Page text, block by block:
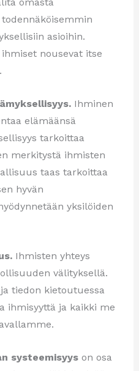
asioihin.
nousevat itse
Ihminen
elämäänsä
tarkoittaa
merkitystä ihmisten
taas tarkoittaa
hyvän
yksilöiden
Ihmisten yhteys
välityksellä.
tiedon kietoutuessa
ihmisyyttä ja kaikki me
systeemisyyson osa